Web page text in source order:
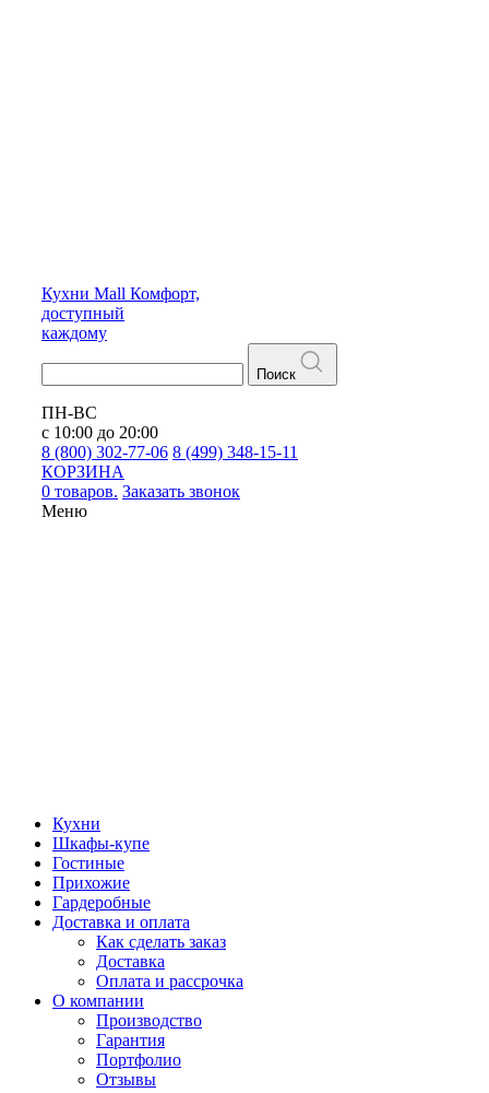
Кухни Mall Комфорт,
доступный
каждому
Поиск
ПН-ВС
с 10:00 до 20:00
8 (800) 302-77-06 8 (499) 348-15-11
КОРЗИНА
0 товаров. Заказать звонок
Меню
Кухни
Шкафы-купе
Гостиные
Прихожие
Гардеробные
Доставка и оплата
Как сделать заказ
Доставка
Оплата и рассрочка
О компании
Производство
Гарантия
Портфолио
Отзывы